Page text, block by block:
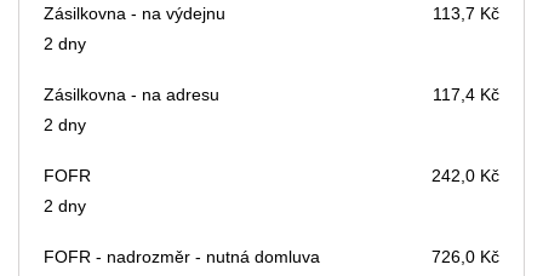
Zásilkovna - na výdejnu
113,7 Kč
2 dny
Zásilkovna - na adresu
117,4 Kč
2 dny
FOFR
242,0 Kč
2 dny
FOFR - nadrozměr - nutná domluva
726,0 Kč